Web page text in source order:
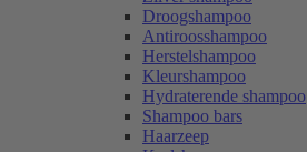
Droogshampoo
Antiroosshampoo
Herstelshampoo
Kleurshampoo
Hydraterende shampoo
Shampoo bars
Haarzeep